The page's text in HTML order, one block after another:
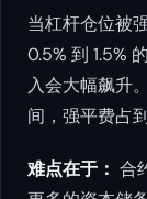
当杠杆仓位被
0.5% 到 1.5%
入会大幅飙升
间，强平费占
难点在于： 合